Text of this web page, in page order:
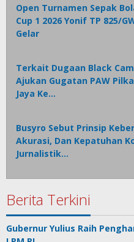
Open Turnamen Sepak
Cup 1 2026 Yonif TP 825/
Gelar
Terkait Dugaan Black
Ajukan Gugatan PAW
Jaya Ke…
Busyro Sebut Prinsip
Akurasi, Dan Kepatuhan
Jurnalistik…
Berita Terkini
Gubernur Yulius Raih